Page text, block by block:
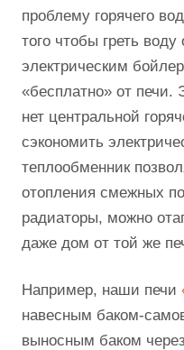
проблему горячего
того чтобы греть
электрическим
«бесплатно» от печи.
нет центральной
сэкономить
теплообменник
отопления смежных
радиаторы, можно
даже дом от той же
Например, наши печи
навесным баком-
выносным баком